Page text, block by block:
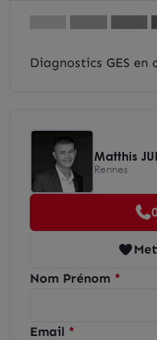
Diagnostics GES
Matthis
Rennes
Nom Prénom
Email